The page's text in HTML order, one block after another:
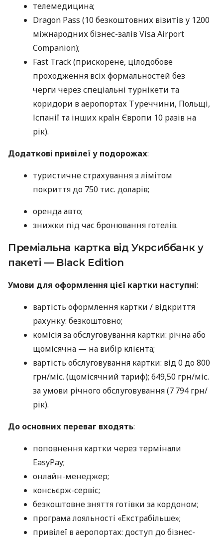
телемедицина;
Dragon Pass (10 безкоштовних візитів у 1200
міжнародних бізнес-залів Visa Airport
Companion);
Fast Track (прискорене, цілодобове
проходження всіх формальностей без
черги через спеціальні турнікети та
коридори в аеропортах Туреччини, Польщі,
Іспанії та інших країн Європи 10 разів на
рік).
Додаткові привілеї у подорожах:
туристичне страхування з лімітом
покриття до 750 тис. доларів;
оренда авто;
знижки під час бронювання готелів.
Преміальна картка від Укрсиббанк у
пакеті — Black Edition
Умови для оформлення цієї картки наступні:
вартість оформлення картки / відкриття
рахунку: безкоштовно;
комісія за обслуговування картки: річна або
щомісячна — на вибір клієнта;
вартість обслуговування картки: від 0 до 800
грн/міс. (щомісячний тариф); 649,50 грн/міс.
за умови річного обслуговування (7 794 грн/
рік).
До основних переваг входять:
поповнення картки через термінали
EasyPay;
онлайн-менеджер;
консьєрж-сервіс;
безкоштовне зняття готівки за кордоном;
програма лояльності «Екстрабільше»;
привілеї в аеропортах: доступ до бізнес-